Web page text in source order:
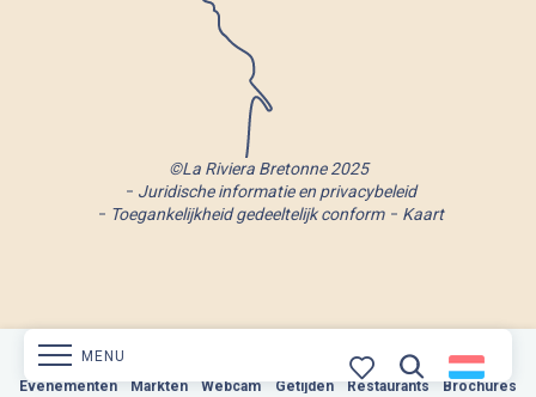
Evenementen Markten
Markten Webcam
Webcam Getijden
Getijden Restaurants
Restaurants Brochures
Brochures
MENU
©La Riviera Bretonne 2025
Juridische informatie en privacybeleid
Toegankelijkheid gedeeltelijk conform
Kaart